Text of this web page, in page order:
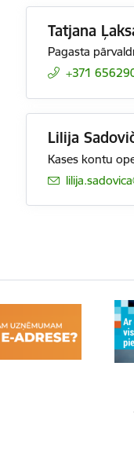
Tatjana
Pagasta
+371
Lilija
Kases kontu
E-pasts: